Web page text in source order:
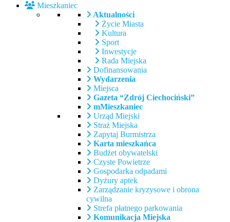
Mieszkaniec
Aktualności
Życie Miasta
Kultura
Sport
Inwestycje
Rada Miejska
Dofinansowania
Wydarzenia
Miejsca
Gazeta “Zdrój Ciechociński”
mMieszkaniec
Urząd Miejski
Straż Miejska
Zapytaj Burmistrza
Karta mieszkańca
Budżet obywatelski
Czyste Powietrze
Gospodarka odpadami
Dyżury aptek
Zarządzanie kryzysowe i obrona
cywilna
Strefa płatnego parkowania
Komunikacja Miejska